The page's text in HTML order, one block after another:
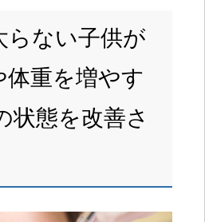
らない子供が
体重を増やす
態を改善さ